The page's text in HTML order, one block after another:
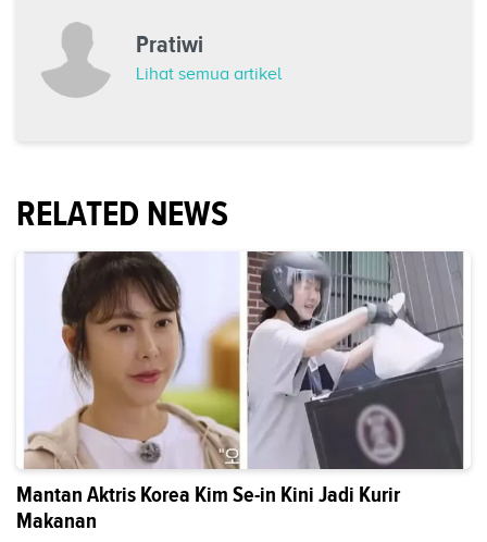
Pratiwi
Lihat semua artikel
RELATED NEWS
Mantan Aktris Korea Kim Se-in Kini Jadi Kurir
Makanan